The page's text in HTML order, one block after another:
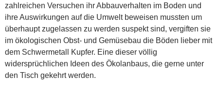
zahlreichen Versuchen ihr Abbauverhalten im Boden und
ihre Auswirkungen auf die Umwelt beweisen mussten um
überhaupt zugelassen zu werden suspekt sind, vergiften sie
im ökologischen Obst- und Gemüsebau die Böden lieber mit
dem Schwermetall Kupfer. Eine dieser völlig
widersprüchlichen Ideen des Ökolanbaus, die gerne unter
den Tisch gekehrt werden.